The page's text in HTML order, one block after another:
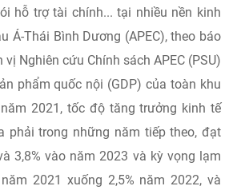
hỗ trợ tài chính... tại nhiều nền kinh
Á-Thái Bình Dương (APEC), theo báo
Nghiên cứu Chính sách APEC (PSU)
phẩm quốc nội (GDP) của toàn khu
năm 2021, tốc độ tăng trưởng kinh tế
phải trong những năm tiếp theo, đạt
3,8% vào năm 2023 và kỳ vọng lạm
2021 xuống 2,5% năm 2022, và